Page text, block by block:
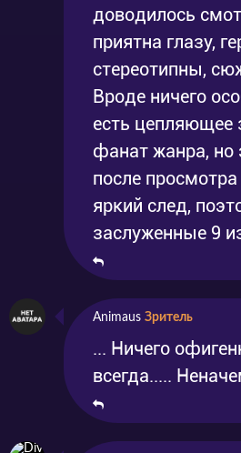
доводилось
приятна глазу,
стереотипны,
Вроде ничего
есть цепляющее
фанат жанра, но
после
яркий след,
заслуженные 9
Animaus Зритель
... Ничего
всегда.....